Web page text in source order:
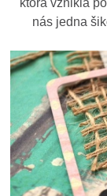
ktorá vznikla
nás jedna